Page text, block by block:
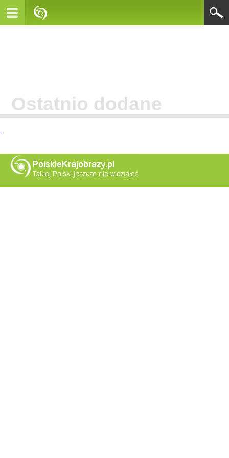
Ostatnio dodane